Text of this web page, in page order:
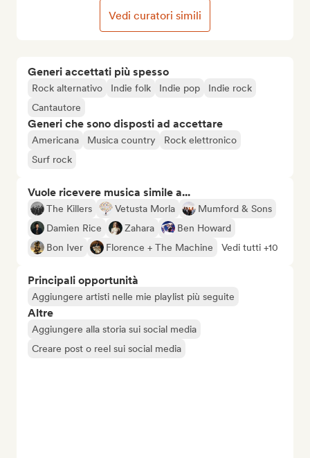
Generi accettati più spesso
Rock alternativo Indie folk Indie pop
Indie rock
Cantautore
Generi che sono disposti ad accettare
Americana Musica country
Rock elettronico
Surf rock
Vuole ricevere musica simile a...
The Killers Vetusta Morla
Mumford & Sons
Damien Rice
Zahara
Ben Howard
Bon Iver
Florence + The Machine Vedi tutti +10
Principali opportunità
Aggiungere artisti nelle mie playlist più seguite
Altre
Aggiungere alla storia sui social media
Creare post o reel sui social media
Vedi curatori simili